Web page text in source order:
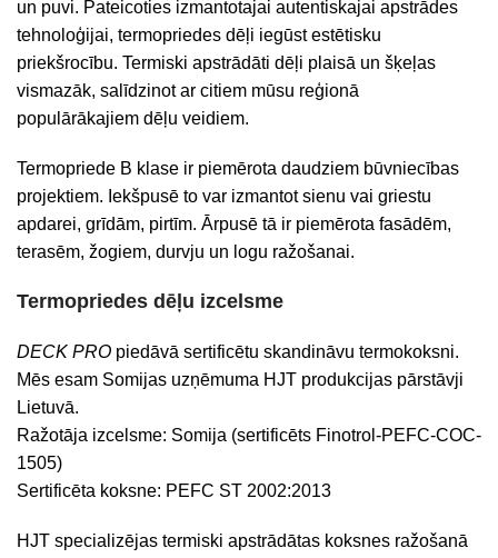
un puvi. Pateicoties izmantotajai autentiskajai apstrādes
tehnoloģijai, termopriedes dēļi iegūst estētisku
priekšrocību. Termiski apstrādāti dēļi plaisā un šķeļas
vismazāk, salīdzinot ar citiem mūsu reģionā
populārākajiem dēļu veidiem.
Termopriede B klase ir piemērota daudziem būvniecības
projektiem. Iekšpusē to var izmantot sienu vai griestu
apdarei, grīdām, pirtīm. Ārpusē tā ir piemērota fasādēm,
terasēm, žogiem, durvju un logu ražošanai.
Termopriedes dēļu izcelsme
DECK PRO piedāvā sertificētu skandināvu termokoksni.
Mēs esam Somijas uzņēmuma HJT produkcijas pārstāvji
Lietuvā.
Ražotāja izcelsme: Somija (sertificēts Finotrol-PEFC-COC-
1505)
Sertificēta koksne: PEFC ST 2002:2013
HJT specializējas termiski apstrādātas koksnes ražošanā